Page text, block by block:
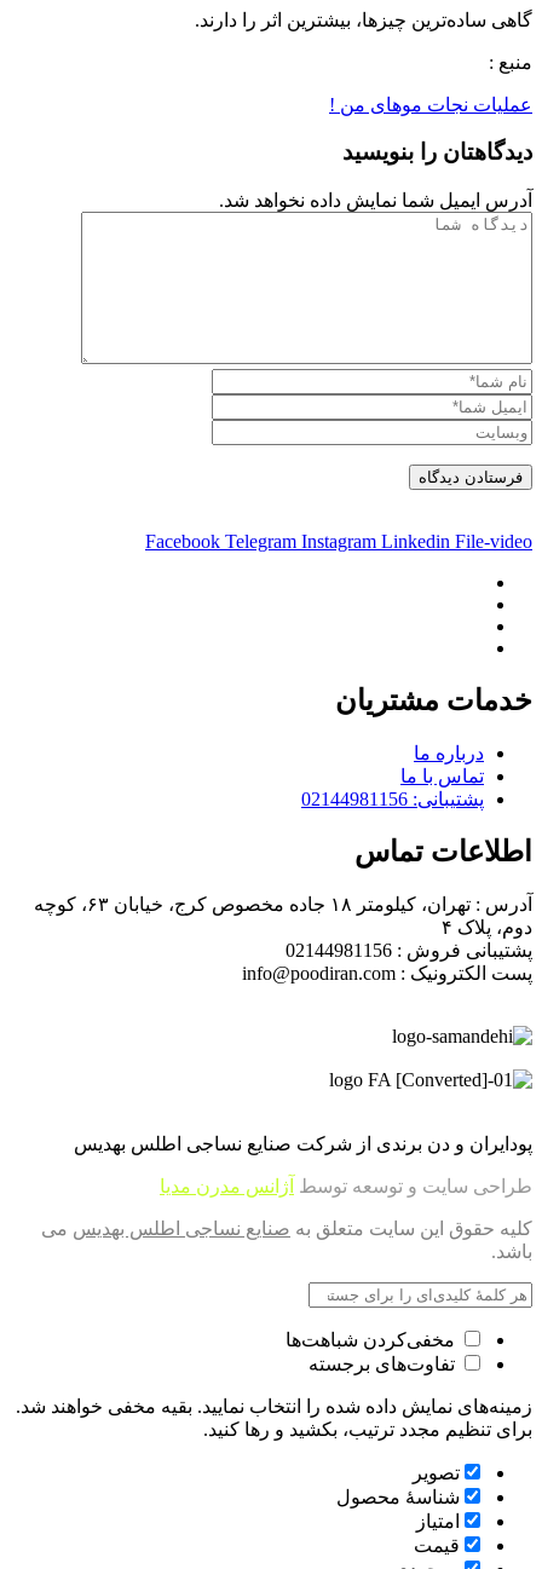
گاهی ساده‌ترین چیزها، بیشترین اثر را دارند.
منبع :
عملیات نجات موهای من !
دیدگاهتان را بنویسید
آدرس ایمیل شما نمایش داده نخواهد شد.
Facebook Telegram Instagram Linkedin File-video
خدمات مشتریان
درباره ما
تماس با ما
پشتیبانی: 02144981156
اطلاعات تماس
آدرس : تهران، کیلومتر ۱۸ جاده مخصوص کرج، خیابان ۶۳، کوچه
دوم، پلاک ۴
پشتیبانی فروش : 02144981156
پست الکترونیک : info@poodiran.com
پودایران و دن برندی از شرکت صنایع نساجی اطلس بهدیس
طراحی سایت و توسعه توسط آژانس مدرن مدیا
کلیه حقوق این سایت متعلق به صنایع نساجی اطلس بهدیس می
باشد.
مخفی‌کردن شباهت‌ها
تفاوت‌های برجسته
زمینه‌های نمایش داده شده را انتخاب نمایید. بقیه مخفی خواهند شد.
برای تنظیم مجدد ترتیب، بکشید و رها کنید.
تصویر
شناسۀ محصول
امتیاز
قيمت